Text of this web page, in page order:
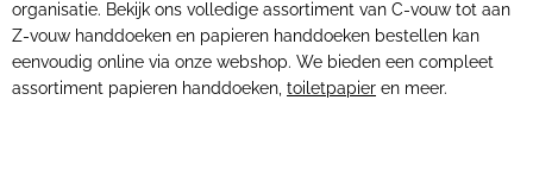
organisatie. Bekijk ons volledige assortiment van C-vouw tot aan
Z-vouw handdoeken en papieren handdoeken bestellen kan
eenvoudig online via onze webshop. We bieden een compleet
assortiment papieren handdoeken, toiletpapier en meer.